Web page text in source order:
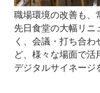
職場環境の改善も、
先日食堂の大幅リニ
く、会議・打ち合
ど、様々な場面で活
デジタルサイネージ